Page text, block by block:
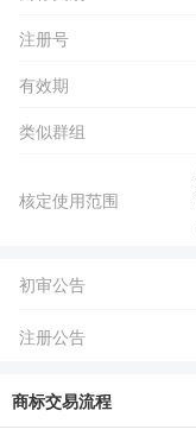
注册号
有效期
类似群组
核定使用范围
初审公告
注册公告
商标交易流程